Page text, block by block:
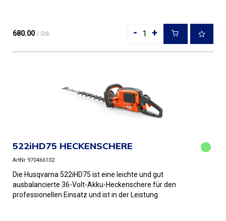
- +
680.00/ Stk.
522iHD75 HECKENSCHERE
ArtNr 970466102
Die Husqvarna 522iHD75 ist eine leichte und gut
ausbalancierte 36-Volt-Akku-Heckenschere für den
professionellen Einsatz und ist in der Leistung